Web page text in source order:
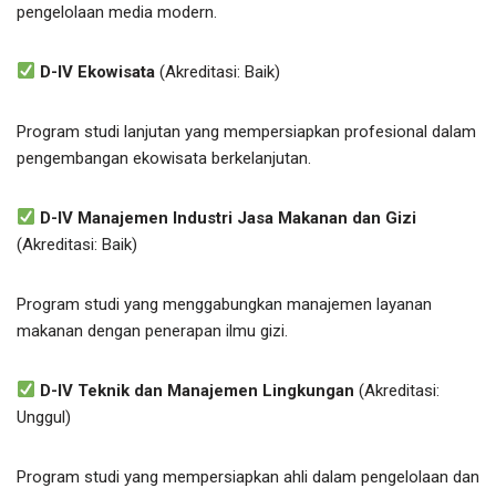
pengelolaan media modern.
D-IV Ekowisata (Akreditasi: Baik)
Program studi lanjutan yang mempersiapkan profesional dalam
pengembangan ekowisata berkelanjutan.
D-IV Manajemen Industri Jasa Makanan dan Gizi
(Akreditasi: Baik)
Program studi yang menggabungkan manajemen layanan
makanan dengan penerapan ilmu gizi.
D-IV Teknik dan Manajemen Lingkungan (Akreditasi:
Unggul)
Program studi yang mempersiapkan ahli dalam pengelolaan dan